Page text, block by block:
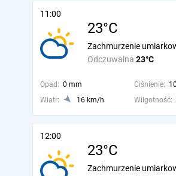
11:00
23°C
Odczuwalna 23°C
Zachmurzenie
Opad: 0 mm Ciśnienie:
Wiatr:
16 km/h Wilgotność:
12:00
23°C
Zachmurzenie